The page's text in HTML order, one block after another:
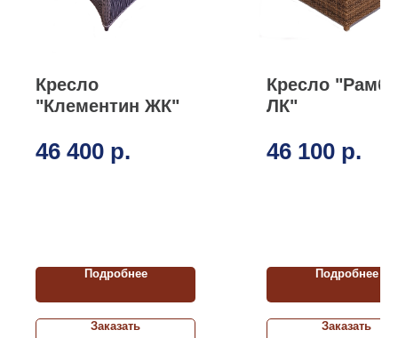
Кресло
"Клементин ЖК"
46 400 р.
Подробнее
Заказать
Кресло
ЛК"
46 100 р.
Подробнее
Заказать